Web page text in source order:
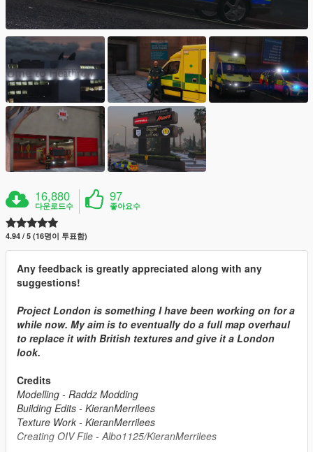
16,880
다운로드수
97
좋아요수
4.94 / 5 (16명이 투표함)
Any feedback is greatly appreciated along with any
suggestions!
Project London is something I have been working on for a
while now. My aim is to eventually do a full map overhaul
to replace it with British textures and give it a London
look.
Credits
Modelling - Raddz Modding
Building Edits - KieranMerrilees
Texture Work - KieranMerrilees
Creating OIV File - Albo1125/KieranMerrilees